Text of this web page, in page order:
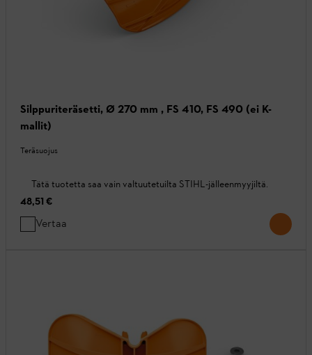
Silppuriteräsetti, Ø 270 mm , FS 410, FS 490 (ei K-
mallit)
Teräsuojus
Tätä tuotetta saa vain valtuutetuilta STIHL-jälleenmyyjiltä.
48,51 €
Vertaa